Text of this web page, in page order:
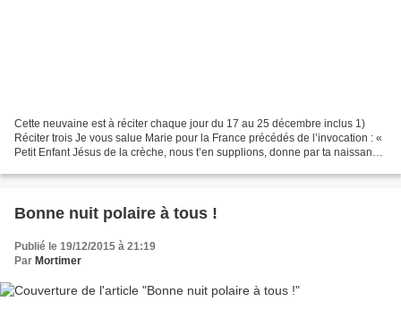
Cette neuvaine est à réciter chaque jour du 17 au 25 décembre inclus 1)
Réciter trois Je vous salue Marie pour la France précédés de l’invocation : «
Petit Enfant Jésus de la crèche, nous t’en supplions, donne par ta naissance
Bonne nuit polaire à tous !
Publié le 19/12/2015 à 21:19
Par Mortimer